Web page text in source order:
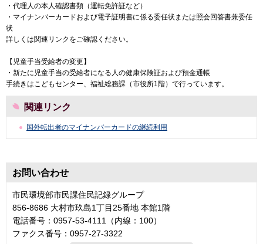
・代理人の本人確認書類（運転免許証など）
・マイナンバーカードおよび電子証明書に係る委任状または照会回答書兼委任
状
詳しくは関連リンクをご確認ください。
【児童手当受給者の変更】
・新たに児童手当の受給者になる人の健康保険証および預金通帳
手続きはこどもセンター、福祉総務課（市役所1階）で行っています。
関連リンク
国外転出者のマイナンバーカードの継続利用
お問い合わせ
市民環境部市民課住民記録グループ
856-8686 大村市玖島1丁目25番地 本館1階
電話番号：0957-53-4111（内線：100）
ファクス番号：0957-27-3322